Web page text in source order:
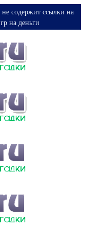
содержит ссылки на
на деньги